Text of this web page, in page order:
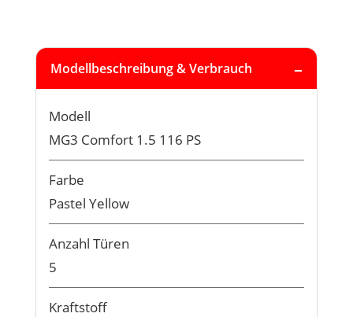
Modellbeschreibung & Verbrauch
Modell
MG3 Comfort 1.5 116 PS
Farbe
Pastel Yellow
Anzahl Türen
5
Kraftstoff